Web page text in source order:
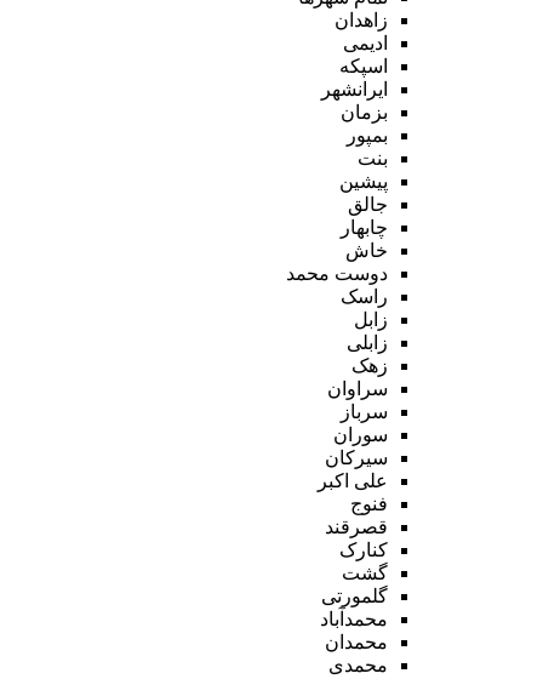
زاهدان
ادیمی
اسپکه
ایرانشهر
بزمان
بمپور
بنت
پیشین
جالق
چابهار
خاش
دوست محمد
راسک
زابل
زابلی
زهک
سراوان
سرباز
سوران
سیرکان
علی اکبر
فنوج
قصرقند
کنارک
گشت
گلمورتی
محمدآباد
محمدان
محمدی